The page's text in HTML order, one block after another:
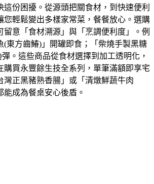
這份困擾。從源頭把關食材，到快速便利
您輕鬆變出多樣家常菜，餐餐放心。選購
留意「食材溯源」與「烹調便利度」。例
(東方齒鰆)」開罐即食；「柴燒手製黑糖
。這些商品從食材選擇到加工透明化，
購買永豐餘生技全系列，單筆滿額即享宅
灣正黑豬熟香腸」或「清燉鮮蔬牛肉
成為餐桌安心後盾。